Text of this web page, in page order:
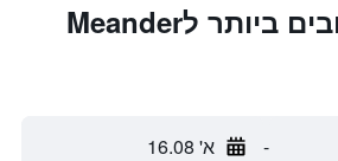
המבצעים הטובים ביותר לMeander
- א' 16.08